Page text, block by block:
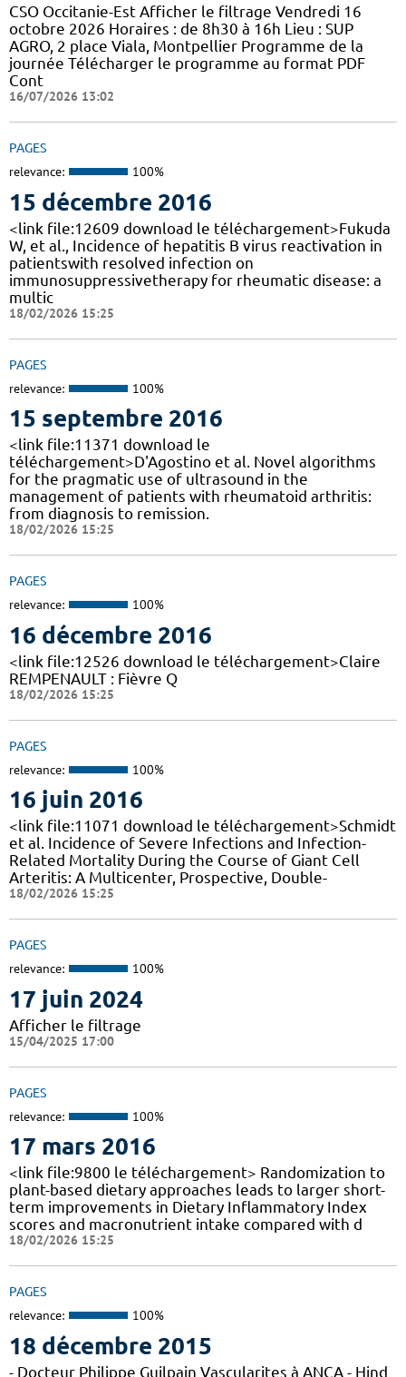
CSO Occitanie-Est Afficher le filtrage Vendredi 16
octobre 2026 Horaires : de 8h30 à 16h Lieu : SUP
AGRO, 2 place Viala, Montpellier Programme de la
journée Télécharger le programme au format PDF
Cont
16/07/2026 13:02
PAGES
relevance: 100%
15 décembre 2016
<link file:12609 download le téléchargement>Fukuda
W, et al., Incidence of hepatitis B virus reactivation in
patientswith resolved infection on
immunosuppressivetherapy for rheumatic disease: a
multic
18/02/2026 15:25
PAGES
relevance: 100%
15 septembre 2016
<link file:11371 download le
téléchargement>D'Agostino et al. Novel algorithms
for the pragmatic use of ultrasound in the
management of patients with rheumatoid arthritis:
from diagnosis to remission.
18/02/2026 15:25
PAGES
relevance: 100%
16 décembre 2016
<link file:12526 download le téléchargement>Claire
REMPENAULT : Fièvre Q
18/02/2026 15:25
PAGES
relevance: 100%
16 juin 2016
<link file:11071 download le téléchargement>Schmidt
et al. Incidence of Severe Infections and Infection-
Related Mortality During the Course of Giant Cell
Arteritis: A Multicenter, Prospective, Double-
18/02/2026 15:25
PAGES
relevance: 100%
17 juin 2024
Afficher le filtrage
15/04/2025 17:00
PAGES
relevance: 100%
17 mars 2016
<link file:9800 le téléchargement> Randomization to
plant-based dietary approaches leads to larger short-
term improvements in Dietary Inflammatory Index
scores and macronutrient intake compared with d
18/02/2026 15:25
PAGES
relevance: 100%
18 décembre 2015
- Docteur Philippe Guilpain Vascularites à ANCA - Hind